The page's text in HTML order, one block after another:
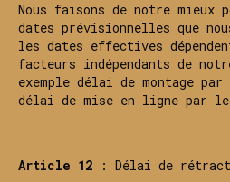
Nous faisons de notre mieux
dates prévisionnelles que
les dates effectives
facteurs indépendants de
exemple délai de montage
délai de mise en ligne par
Article 12 : Délai de